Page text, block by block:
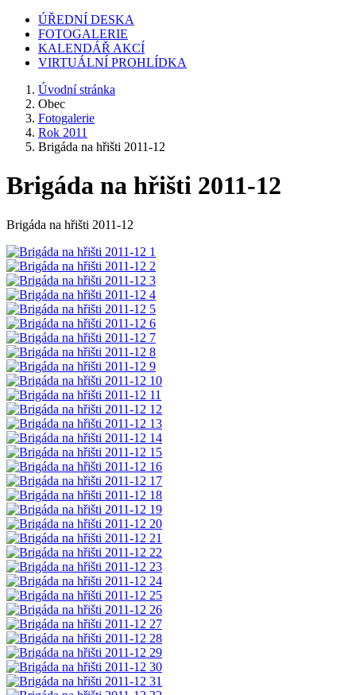
ÚŘEDNÍ DESKA
FOTOGALERIE
KALENDÁŘ AKCÍ
VIRTUÁLNÍ PROHLÍDKA
Úvodní stránka
Obec
Fotogalerie
Rok 2011
Brigáda na hřišti 2011-12
Brigáda na hřišti 2011-12
Brigáda na hřišti 2011-12